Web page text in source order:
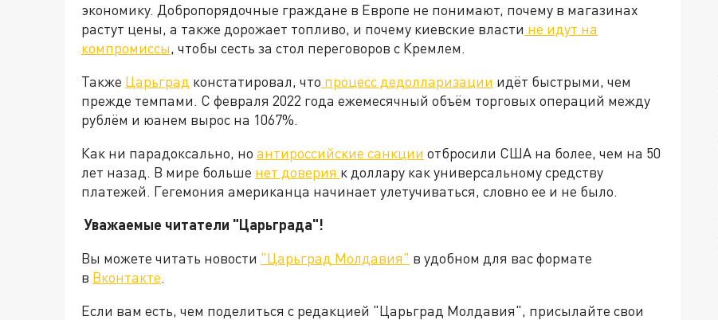
экономику. Добропорядочные граждане в Европе не понимают, почему в магазинах
растут цены, а также дорожает топливо, и почему киевские власти не идут на
компромиссы, чтобы сесть за стол переговоров с Кремлем.
Также Царьград констатировал, что процесс дедолларизации идёт быстрыми, чем
прежде темпами. С февраля 2022 года ежемесячный объём торговых операций между
рублём и юанем вырос на 1067%.
Как ни парадоксально, но антироссийские санкции отбросили США на более, чем на 50
лет назад. В мире больше нет доверия к доллару как универсальному средству
платежей. Гегемония американца начинает улетучиваться, словно ее и не было.
Уважаемые читатели "Царьграда"!
Вы можете читать новости "Царьград Молдавия" в удобном для вас формате
в Вконтакте.
Если вам есть, чем поделиться с редакцией "Царьград Молдавия", присылайте свои